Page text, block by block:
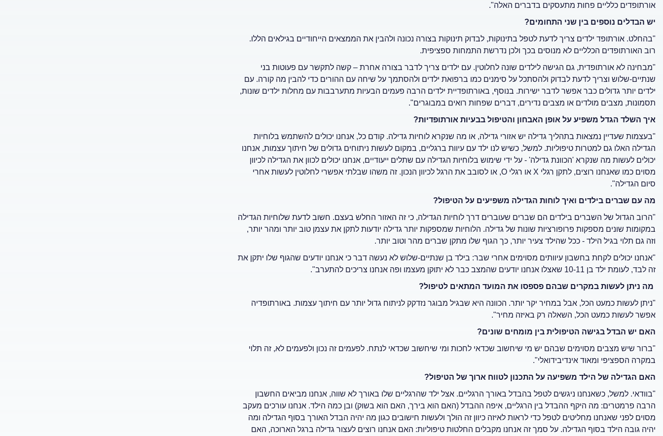
אורתופדים כלליים פחות מתעסקים בדברים האלה".
יש הבדלים נוספים בין שני התחומים?
"בהחלט. אורתופד ילדים צריך לדעת לטפל בתינוקות, לבדוק תינוקות בצורה נכונה ולהבין את הממצאים הייחודיים בגילאים הללו.
רוב האורתופדים הכלליים לא מנוסים בכך ולכן נדרשת התמחות ספציפית.
"מבחינה לא אורתופדית, גם הגישה לילדים שונה לחלוטין. עם ילדים צריך לדבר בצורה אחרת – קשה לתקשר עם פעוטות בני
שנתיים-שלוש וצריך לדעת לבדוק ולהסתכל על סימנים כמו ברפואת ילדים ולהסתמך על שיחה עם ההורים כדי להבין מה קורה. עם
ילדים יותר גדולים כבר אפשר לדבר ישירות. בנוסף, באורתופדיית ילדים הרבה פעמים הבעיות מתערבבות עם מחלות ילדים שונות,
תסמונות, מצבים מולדים או מצבים נדירים, דברים שפחות רואים במבוגרים".
איך השלד הגדל משפיע על אופן האבחון והטיפול בבעיות אורתופדיות?
"בעצמות שעדיין נמצאות בתהליך גדילה יש אזורי גדילה, או מה שנקרא לוחיות גדילה. קודם כל, אנחנו יכולים להשתמש בלוחיות
הגדילה האלו גם למטרות טיפוליות. למשל, כשיש לנו ילד עם עיוות ברגליים, במקום לעשות ניתוחים גדולים של חיתוך עצמות, אנחנו
יכולים לעשות מה שנקרא 'הכוונת גדילה' - על ידי שימוש בלוחיות הגדילה עם שתלים ייעודיים, אנחנו יכולים לכוון את הגדילה לכיוון
מסוים כמו שאנחנו רוצים, לתקן רגלי X או רגלי O, או לסובב את הרגל לכיוון הנכון. זה משהו שבלתי אפשרי לחלוטין לעשות אחרי
סיום הגדילה".
מה עם שברים בילדים ואיך לוחות הגדילה משפיעים על הטיפול?
"הרוב הגדול של השברים בילדים הם שברים שעוברים דרך לוחיות הגדילה, כי זה האזור החלש בעצם. חשוב לדעת שלוחיות הגדילה
במקומות שונים מספקות פרופורציות שונות של גדילה. הלוחיות שמספקות יותר גדילה יודעות לתקן את עצמן טוב יותר ומהר יותר,
וזה גם תלוי בגיל הילד - ככל שהילד צעיר יותר, כך הגוף שלו מתקן שברים מהר וטוב יותר.
"אנחנו יכולים לקחת בחשבון עיוותים מסוימים אחרי שבר: בילד בן שנתיים-שלוש לא נעשה דבר כי אנחנו יודעים שהגוף שלו יתקן את
זה לבד, לעומת ילד בן 10-11 שאצלו אנחנו יודעים שהמצב כבר לא יתוקן מעצמו ופה אנחנו צריכים להתערב".
מה ניתן לעשות במקרים שבהם פספסו את המועד המתאים לטיפול?
"ניתן לעשות כמעט הכל, אבל במחיר יקר יותר. הכוונה היא שבגיל מבוגר נזדקק לניתוח גדול יותר עם חיתוך עצמות. באורתופדיה
אפשר לעשות כמעט הכל, השאלה רק באיזה מחיר".
האם יש הבדל בגישה הטיפולית בין מומחים שונים?
"ברור שיש מצבים מסוימים שבהם יש מי שיחשוב שכדאי לחכות ומי שיחשוב שכדאי לנתח. לפעמים זה נכון ולפעמים לא, זה תלוי
במקרה הספציפי ומאוד אינדיבידואלי".
האם הגדילה של הילד משפיעה על התכנון לטווח ארוך של הטיפול?
"בוודאי. למשל, כשאנחנו ניגשים לטפל בהבדל באורך הרגליים. אצל ילד שהרגליים שלו באורך לא שווה, אנחנו מביאים החשבון
הרבה פרמטרים: מה היקף ההבדל בין הרגליים, איפה ההבדל (האם הוא בירך, האם הוא בשוק) ובן כמה הילד. אנחנו עורכים מעקב
מסוים לפני שאנחנו מחליטים לטפל כדי לראות לאיזה כיוון זה הולך ולעשות חישובים כגון מה יהיה הבדל האורך בסוף הגדילה ומה
יהיה גובה הילד בסוף הגדילה. על סמך זה אנחנו מקבלים החלטות טיפוליות: האם אנחנו רוצים לעצור גדילה ברגל הארוכה, האם